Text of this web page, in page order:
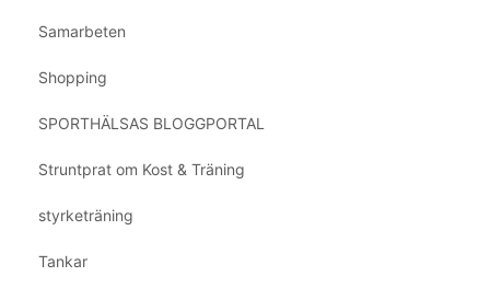
Samarbeten
Shopping
SPORTHÄLSAS BLOGGPORTAL
Struntprat om Kost & Träning
styrketräning
Tankar